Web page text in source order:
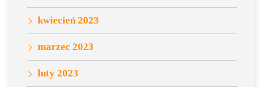
kwiecień 2023
marzec 2023
luty 2023